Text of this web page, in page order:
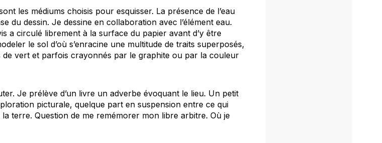
les médiums choisis pour esquisser. La présence de l’eau
du dessin. Je dessine en collaboration avec l’élément eau.
a circulé librement à la surface du papier avant d’y être
le sol d’où s’enracine une multitude de traits superposés,
de vert et parfois crayonnés par le graphite ou par la couleur
Je prélève d’un livre un adverbe évoquant le lieu. Un petit
picturale, quelque part en suspension entre ce qui
terre. Question de me remémorer mon libre arbitre. Où je